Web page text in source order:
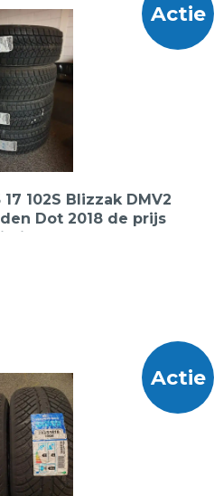
Actie
102S Blizzak DMV2
Dot 2018 de prijs
Actie